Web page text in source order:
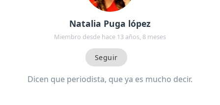
Natalia Puga lópez
Miembro desde hace 13 años, 8 meses
Dicen que periodista, que ya es mucho decir.